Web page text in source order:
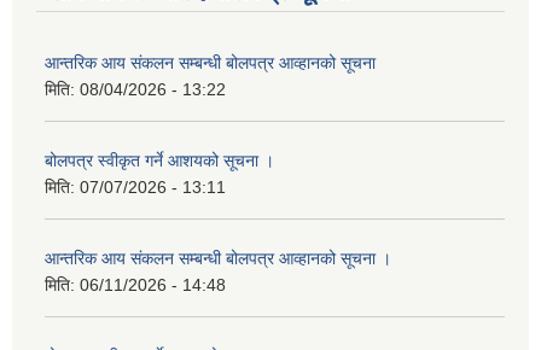
आन्तरिक आय संकलन सम्बन्धी बोलपत्र आव्हानको सूचना
मिति: 08/04/2026 - 13:22
बोलपत्र स्वीकृत गर्ने आशयको सूचना ।
मिति: 07/07/2026 - 13:11
आन्तरिक आय संकलन सम्बन्धी बोलपत्र आव्हानको सूचना ।
मिति: 06/11/2026 - 14:48